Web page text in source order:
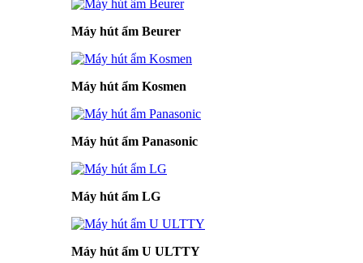
Máy hút ẩm Beurer
Máy hút ẩm Kosmen
Máy hút ẩm Panasonic
Máy hút ẩm LG
Máy hút ẩm U ULTTY